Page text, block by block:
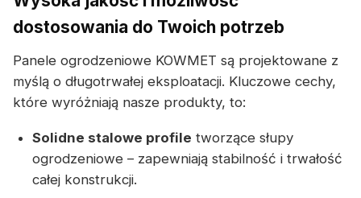
dostosowania do Twoich potrzeb
Panele ogrodzeniowe KOWMET są projektowane z
myślą o długotrwałej eksploatacji. Kluczowe cechy,
które wyróżniają nasze produkty, to:
Solidne stalowe profile tworzące słupy
ogrodzeniowe – zapewniają stabilność i trwałość
całej konstrukcji.